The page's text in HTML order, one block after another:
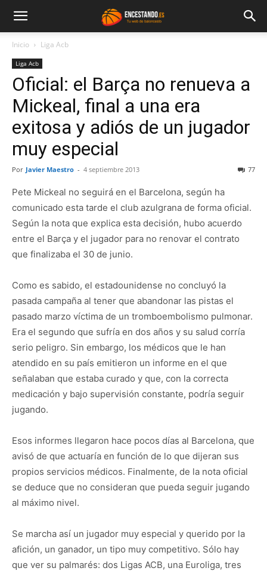
Inicio Liga Acb
Liga Acb
Oficial: el Barça no renueva a
Mickeal, final a una era
exitosa y adiós de un jugador
muy especial
Por Javier Maestro - 4 septiembre 2013 77
Pete Mickeal no seguirá en el Barcelona, según ha
comunicado esta tarde el club azulgrana de forma oficial.
Según la nota que explica esta decisión, hubo acuerdo
entre el Barça y el jugador para no renovar el contrato
que finalizaba el 30 de junio.
Como es sabido, el estadounidense no concluyó la
pasada campaña al tener que abandonar las pistas el
pasado marzo víctima de un tromboembolismo pulmonar.
Era el segundo que sufría en dos años y su salud corría
serio peligro. Sin embargo, los médicos que le han
atendido en su país emitieron un informe en el que
señalaban que estaba curado y que, con la correcta
medicación y bajo supervisión constante, podría seguir
jugando.
Esos informes llegaron hace pocos días al Barcelona, que
avisó de que actuaría en función de lo que dijeran sus
propios servicios médicos. Finalmente, de la nota oficial
se deduce que no consideran que pueda seguir jugando
al máximo nivel.
Se marcha así un jugador muy especial y querido por la
afición, un ganador, un tipo muy competitivo. Sólo hay
que ver su palmarés: dos Ligas ACB, una Euroliga, tres